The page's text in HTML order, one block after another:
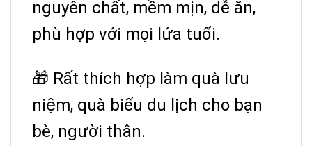
nguyên chất, mềm mịn, dễ ăn,
phù hợp với mọi lứa tuổi.
🎁 Rất thích hợp làm quà lưu
niệm, quà biếu du lịch cho bạn
bè, người thân.